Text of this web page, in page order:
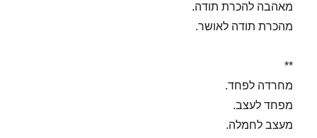
מאהבה להכרת תודה.
מהכרת תודה לאושר.
**
מחרדה לפחד.
מפחד לעצב.
מעצב לחמלה.